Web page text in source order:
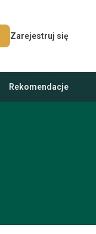
Zarejestruj się
Rekomendacje